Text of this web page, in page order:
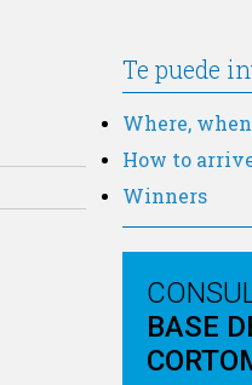
Te puede
Where,
How to
Winners
BASE